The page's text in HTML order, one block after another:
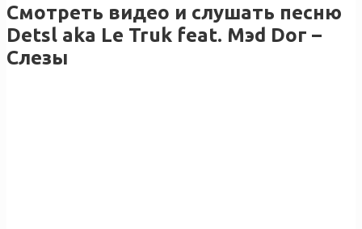
Смотреть видео и слушать песню
Detsl aka Le Truk feat. Мэd Dог –
Слезы